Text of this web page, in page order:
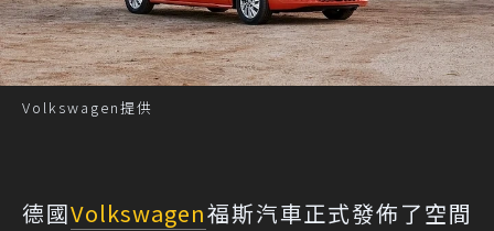
Volkswagen提供
德國Volkswagen福斯汽車正式發佈了空間